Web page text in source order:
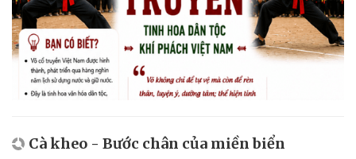
Cà kheo - Bước chân của miền biển